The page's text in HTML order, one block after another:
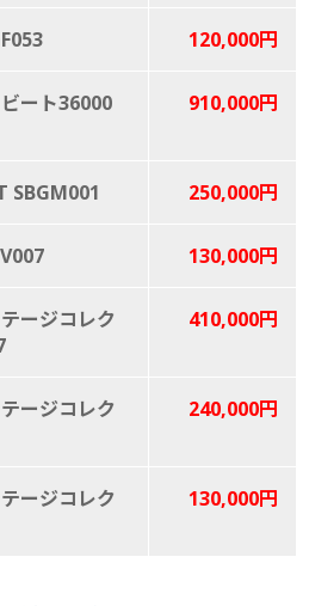
120,000円
ート36000
910,000円
SBGM001 250,000円
130,000円
ージコレク
410,000円
ージコレク
240,000円
ージコレク
130,000円